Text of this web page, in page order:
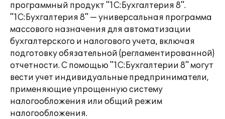
программный продукт "1С:Бухгалтерия 8".
"1С:Бухгалтерия 8" — универсальная программа
массового назначения для автоматизации
бухгалтерского и налогового учета, включая
подготовку обязательной (регламентированной)
отчетности. С помощью "1С:Бухгалтерии 8" могут
вести учет индивидуальные предприниматели,
применяющие упрощенную систему
налогообложения или общий режим
налогообложения.